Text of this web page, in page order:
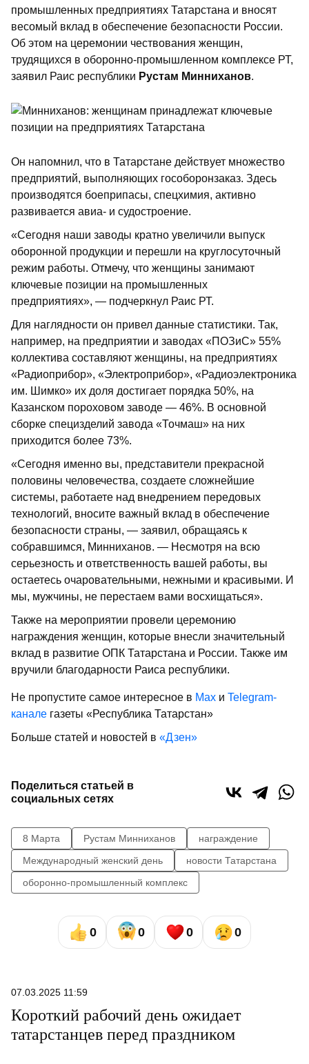
промышленных предприятиях Татарстана и вносят
весомый вклад в обеспечение безопасности России.
Об этом на церемонии чествования женщин,
трудящихся в оборонно-промышленном комплексе РТ,
заявил Раис республики Рустам Минниханов.
Он напомнил, что в Татарстане действует множество
предприятий, выполняющих гособоронзаказ. Здесь
производятся боеприпасы, спецхимия, активно
развивается авиа- и судостроение.
«Сегодня наши заводы кратно увеличили выпуск
оборонной продукции и перешли на круглосуточный
режим работы. Отмечу, что женщины занимают
ключевые позиции на промышленных
предприятиях», — подчеркнул Раис РТ.
Для наглядности он привел данные статистики. Так,
например, на предприятии и заводах «ПОЗиС» 55%
коллектива составляют женщины, на предприятиях
«Радиоприбор», «Электроприбор», «Радиоэлектроника
им. Шимко» их доля достигает порядка 50%, на
Казанском пороховом заводе — 46%. В основной
сборке специзделий завода «Точмаш» на них
приходится более 73%.
«Сегодня именно вы, представители прекрасной
половины человечества, создаете сложнейшие
системы, работаете над внедрением передовых
технологий, вносите важный вклад в обеспечение
безопасности страны, — заявил, обращаясь к
собравшимся, Минниханов. — Несмотря на всю
серьезность и ответственность вашей работы, вы
остаетесь очаровательными, нежными и красивыми. И
мы, мужчины, не перестаем вами восхищаться».
Также на мероприятии провели церемонию
награждения женщин, которые внесли значительный
вклад в развитие ОПК Татарстана и России. Также им
вручили благодарности Раиса республики.
Не пропустите самое интересное в Max и Telegram-
канале газеты «Республика Татарстан»
Больше статей и новостей в «Дзен»
Поделиться статьей в
социальных сетях
8 Марта Рустам Минниханов
награждение
Международный женский день
новости Татарстана
оборонно-промышленный комплекс
0 0 0 0
07.03.2025 11:59
Короткий рабочий день ожидает
татарстанцев перед праздником